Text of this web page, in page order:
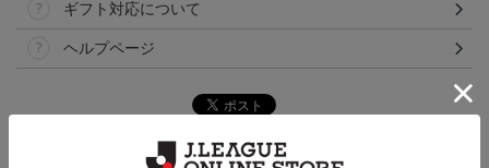
ギフト対応について
ヘルプページ